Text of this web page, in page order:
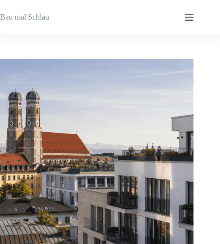
Inhalt
springen
Bau mal Schlau